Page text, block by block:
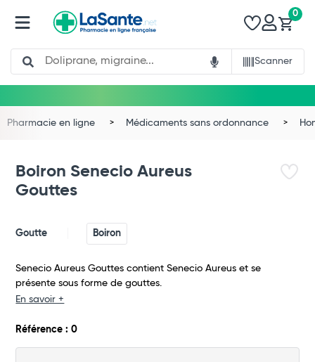
Search
Scanner
0
Total
Pharmacie en ligne Médicaments sans ordonnance
Boiron Senecio Aureus
Gouttes
Goutte Boiron
Senecio Aureus Gouttes contient Senecio Aureus et se
présente sous forme de gouttes.
En savoir +
Référence : 0